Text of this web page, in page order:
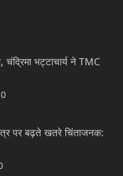
भट्टाचार्य ने TMC
0
पर बढ़ते खतरे चिंताजनक: